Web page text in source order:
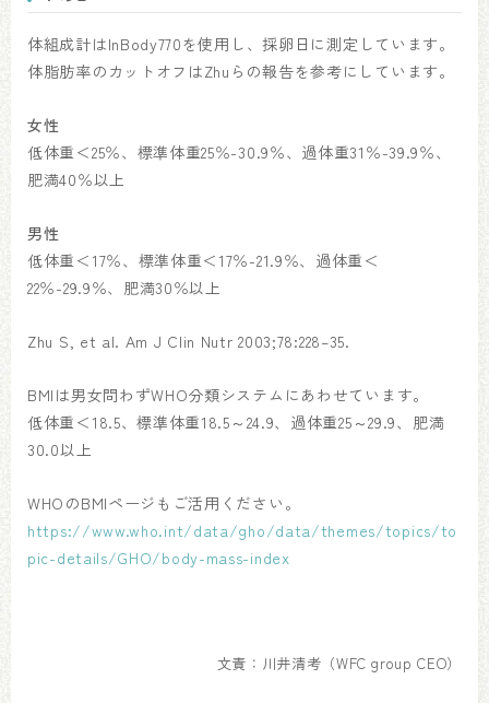
体組成計はInBody770を使用し、採卵日に測定しています。
体脂肪率のカットオフはZhuらの報告を参考にしています。
女性
低体重＜25％、標準体重25％-30.9％、過体重31％-39.9％、
肥満40％以上
男性
低体重＜17％、標準体重＜17％-21.9％、過体重＜
22％-29.9％、肥満30％以上
Zhu S, et al. Am J Clin Nutr 2003;78:228–35.
BMIは男女問わずWHO分類システムにあわせています。
低体重＜18.5、標準体重18.5～24.9、過体重25～29.9、肥満
30.0以上
WHOのBMIページもご活用ください。
https://www.who.int/data/gho/data/themes/topics/to
pic-details/GHO/body-mass-index
文責：川井清考（WFC group CEO）